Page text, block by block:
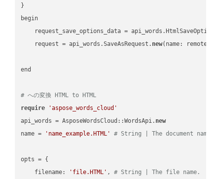
}
begin
request_save_options_data =
    request = api_words.SaveAsRequest.
new(name:
end
# への変換 HTML to HTML
require
'aspose_words_cloud'
api_words = AsposeWordsCloud::WordsApi. new
name =
'name_example.HTML' # String | The document name.
opts = {
    filename:
'file.HTML' , # String | The file name.